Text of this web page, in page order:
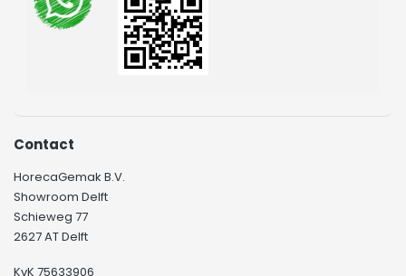
Contact
HorecaGemak B.V.
Showroom Delft
Schieweg 77
2627 AT Delft
KvK 75633906